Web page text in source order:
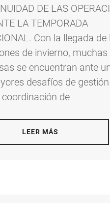
DE LAS
LA TEMPORADA
Con la llegada de
de invierno, muchas
se encuentran ante
desafíos de
coordinación de
LEER MÁS